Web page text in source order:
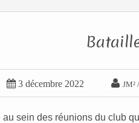
 3 décembre 2022  JM²
au sein des réunions du club